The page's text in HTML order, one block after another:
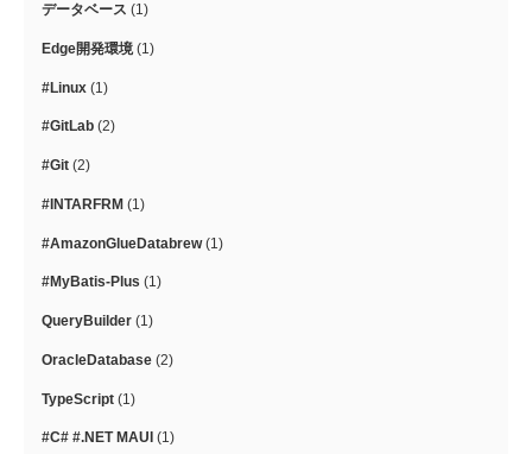
データベース (1)
Edge開発環境 (1)
#Linux (1)
#GitLab (2)
#Git (2)
#INTARFRM (1)
#AmazonGlueDatabrew(1)
#MyBatis-Plus (1)
QueryBuilder (1)
OracleDatabase (2)
TypeScript (1)
#C# #.NET MAUI (1)